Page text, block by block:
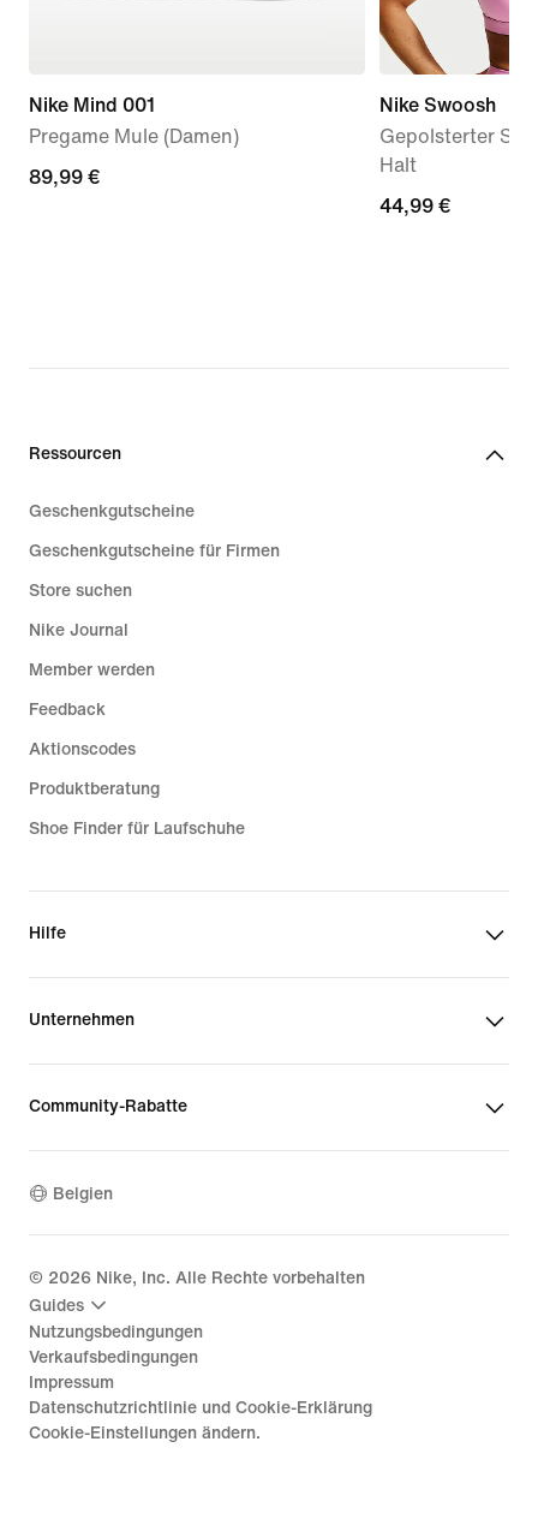
Nike Mind 001
Pregame Mule (Damen)
89,99 €
89,99 €
Nike Swoosh
Gepolsterter
Halt
44,99 €
44,99 €
Ressourcen
Geschenkgutscheine
Geschenkgutscheine für Firmen
Store suchen
Nike Journal
Member werden
Feedback
Aktionscodes
Produktberatung
Shoe Finder für Laufschuhe
Hilfe
Unternehmen
Community-Rabatte
Belgien
© 2026 Nike, Inc. Alle Rechte vorbehalten
Guides
Nutzungsbedingungen
Verkaufsbedingungen
Impressum
Datenschutzrichtlinie und Cookie-Erklärung
Cookie-Einstellungen ändern.